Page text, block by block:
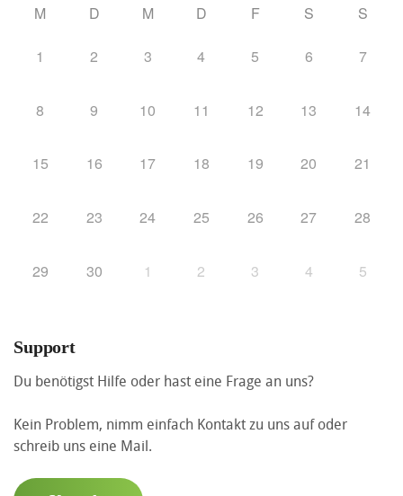
M D M D F S S
1 2 3 4 5 6 7
8 9 10 11 12 13 14
15 16 17 18 19 20 21
22 23 24 25 26 27 28
29 30 1 2 3 4 5
Support
Du benötigst Hilfe oder hast eine Frage an uns?
Kein Problem, nimm einfach Kontakt zu uns auf oder
schreib uns eine Mail.